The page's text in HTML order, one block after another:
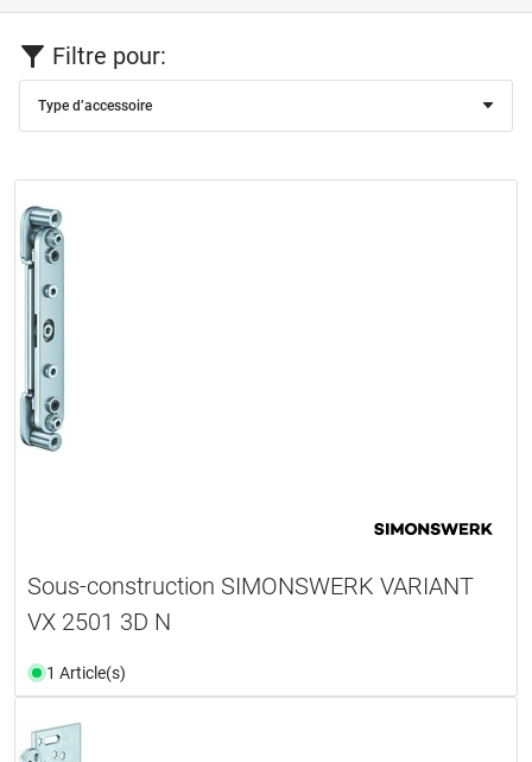
Filtre pour:
Type d’accessoire
Sous-construction SIMONSWERK VARIANT
VX 2501 3D N
1 Article(s)